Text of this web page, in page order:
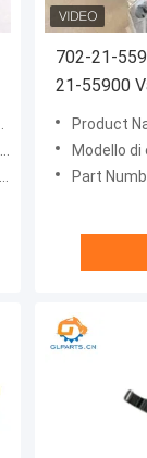
21‐55900
7 PC200‐8
Product
Modello di
Part